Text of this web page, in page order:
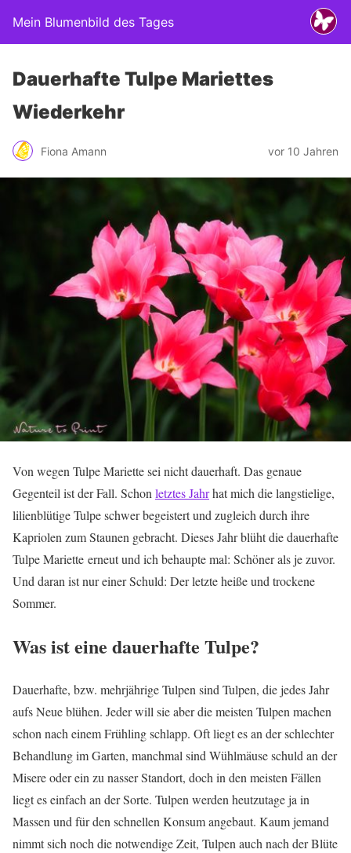
Mein Blumenbild des Tages
Dauerhafte Tulpe Mariettes
Wiederkehr
Fiona Amann vor 10 Jahren
Von wegen Tulpe Mariette sei nicht dauerhaft. Das genaue
Gegenteil ist der Fall. Schon letztes Jahrhat mich die langstielige,
lilienblütige Tulpe schwer begeistert und zugleich durch ihre
Kapriolen zum Staunen gebracht. Dieses Jahr blüht die dauerhafte
Tulpe Mariette erneut und ich behaupte mal: Schöner als je zuvor.
Und daran ist nur einer Schuld: Der letzte heiße und trockene
Sommer.
Was ist eine dauerhafte Tulpe?
Dauerhafte, bzw. mehrjährige Tulpen sind Tulpen, die jedes Jahr
aufs Neue blühen. Jeder will sie aber die meisten Tulpen machen
schon nach einem Frühling schlapp. Oft liegt es an der schlechter
Behandlung im Garten, manchmal sind Wühlmäuse schuld an der
Misere oder ein zu nasser Standort, doch in den meisten Fällen
liegt es einfach an der Sorte. Tulpen werden heutzutage ja in
Massen und für den schnellen Konsum angebaut. Kaum jemand
nimmt sich noch die notwendige Zeit, Tulpen auch nach der Blüte